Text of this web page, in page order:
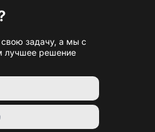
задачу, а мы с
лучшее решение